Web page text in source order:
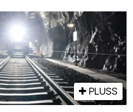
PLUSS